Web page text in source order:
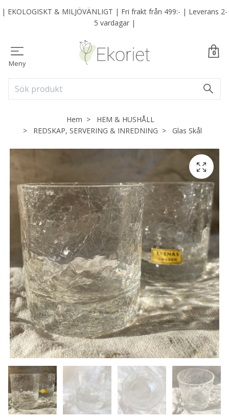
| EKOLOGISKT & MILJÖVÄNLIGT | Fri frakt från 499:- | Leverans 2-
5 vardagar |
Meny
0
Hem
HEM & HUSHÅLL
REDSKAP, SERVERING & INREDNING
Glas Skål